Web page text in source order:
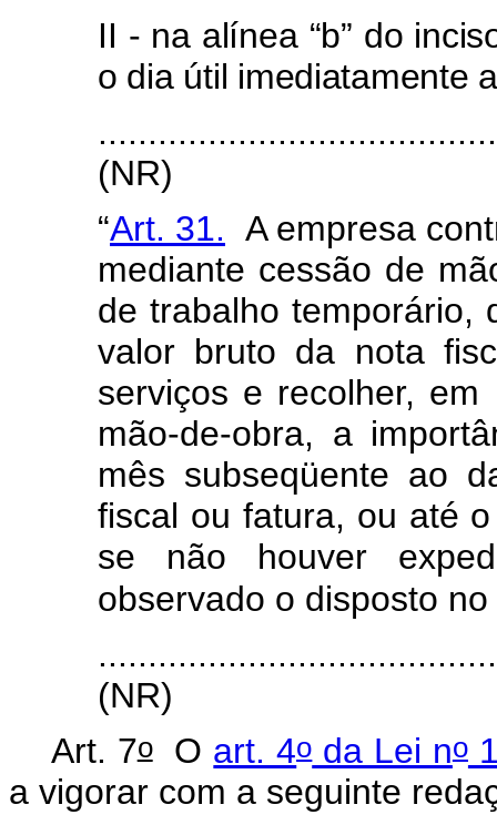
II - na alínea “b” do
o dia útil imediatamente
(NR)
“Art. 31. A empresa
mediante cessão de
de trabalho temporário,
valor bruto da nota
serviços e recolher,
mão-de-obra, a
mês subseqüente ao
fiscal ou fatura, ou até
se não houver
observado o disposto no
(NR)
Art. 7oO art. 4oda Lei no
a vigorar com a seguinte